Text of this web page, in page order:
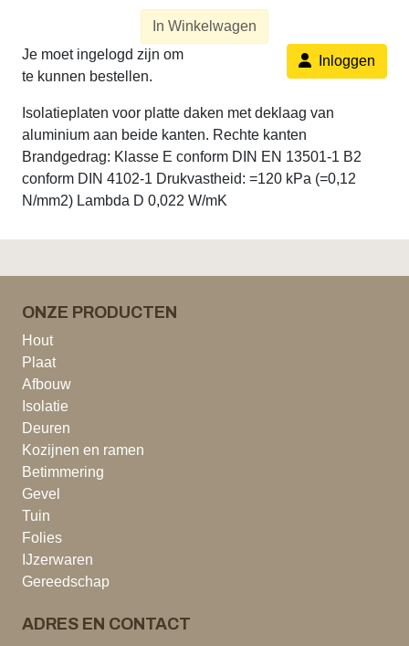
In Winkelwagen
Je moet ingelogd zijn om
te kunnen bestellen.
Inloggen
Isolatieplaten voor platte daken met deklaag van
aluminium aan beide kanten. Rechte kanten
Brandgedrag: Klasse E conform DIN EN 13501-1 B2
conform DIN 4102-1 Drukvastheid: =120 kPa (=0,12
N/mm2) Lambda D 0,022 W/mK
ONZE PRODUCTEN
Hout
Plaat
Afbouw
Isolatie
Deuren
Kozijnen en ramen
Betimmering
Gevel
Tuin
Folies
IJzerwaren
Gereedschap
ADRES EN CONTACT